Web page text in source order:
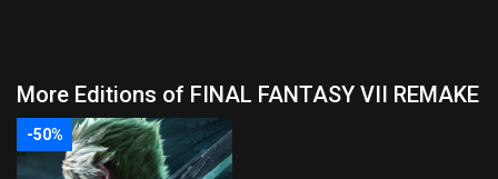
More Editions of FINAL FANTASY VII REMAKE
-50%